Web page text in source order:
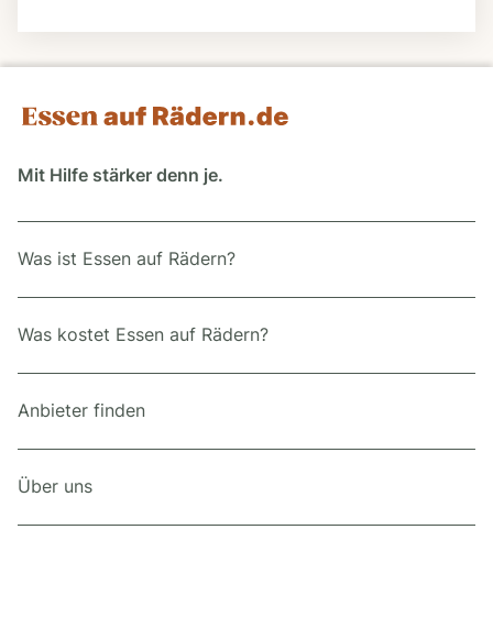
Mit Hilfe stärker denn je.
Was ist Essen auf Rädern?
Was kostet Essen auf Rädern?
Anbieter finden
Über uns